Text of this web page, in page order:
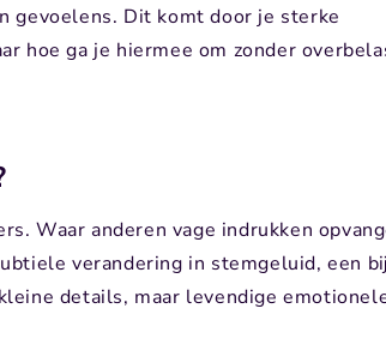
gevoelens. Dit komt door je sterke
hoe ga je hiermee om zonder
Waar anderen vage indrukken
verandering in stemgeluid, een
details, maar levendige